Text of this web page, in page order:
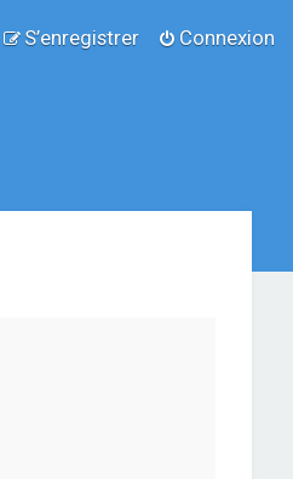
Connexion
S’enregistrer